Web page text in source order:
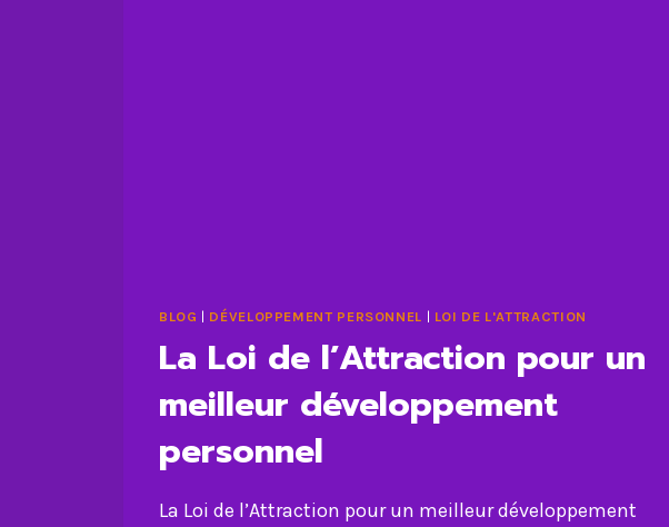
BLOG | DÉVELOPPEMENT PERSONNEL | LOI DE L'ATTRACTION
La Loi de l’Attraction pour un
meilleur développement
personnel
La Loi de l’Attraction pour un meilleur développement